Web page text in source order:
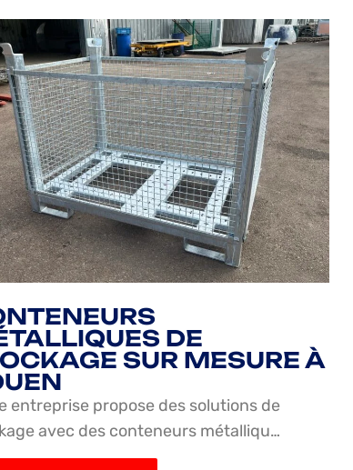
DE
SUR MESURE À
entreprise propose des solutions de
avec des conteneurs métalliqu…